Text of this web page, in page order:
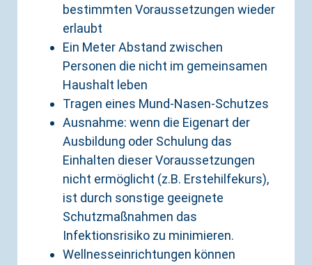
bestimmten Voraussetzungen wieder
erlaubt
Ein Meter Abstand zwischen
Personen die nicht im gemeinsamen
Haushalt leben
Tragen eines Mund-Nasen-Schutzes
Ausnahme: wenn die Eigenart der
Ausbildung oder Schulung das
Einhalten dieser Voraussetzungen
nicht ermöglicht (z.B. Erstehilfekurs),
ist durch sonstige geeignete
Schutzmaßnahmen das
Infektionsrisiko zu minimieren.
Wellnesseinrichtungen können